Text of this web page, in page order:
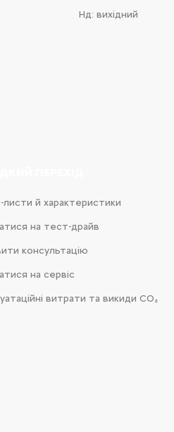
Нд: вихідний
листи й характеристики
на тест-драйв
консультацію
на сервіс
витрати та викиди CO₂